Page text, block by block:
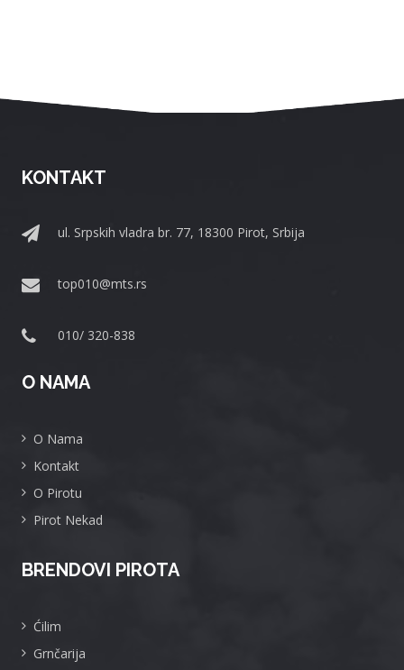
KONTAKT
ul. Srpskih vladra br. 77, 18300 Pirot, Srbija
top010@mts.rs
010/ 320-838
O NAMA
O Nama
Kontakt
O Pirotu
Pirot Nekad
BRENDOVI PIROTA
Ćilim
Grnčarija